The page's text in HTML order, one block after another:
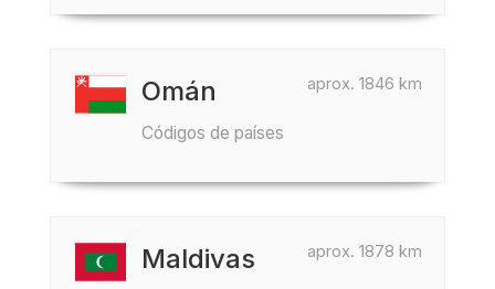
aprox. 1846 km
Omán
Códigos de países
aprox. 1878 km
Maldivas